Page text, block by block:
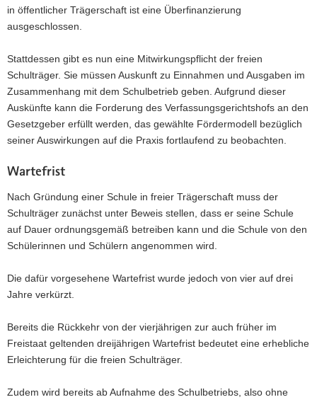
in öffentlicher Trägerschaft ist eine Überfinanzierung
ausgeschlossen.
Stattdessen gibt es nun eine Mitwirkungspflicht der freien
Schulträger. Sie müssen Auskunft zu Einnahmen und Ausgaben im
Zusammenhang mit dem Schulbetrieb geben. Aufgrund dieser
Auskünfte kann die Forderung des Verfassungsgerichtshofs an den
Gesetzgeber erfüllt werden, das gewählte Fördermodell bezüglich
seiner Auswirkungen auf die Praxis fortlaufend zu beobachten.
Wartefrist
Nach Gründung einer Schule in freier Trägerschaft muss der
Schulträger zunächst unter Beweis stellen, dass er seine Schule
auf Dauer ordnungsgemäß betreiben kann und die Schule von den
Schülerinnen und Schülern angenommen wird.
Die dafür vorgesehene Wartefrist wurde jedoch von vier auf drei
Jahre verkürzt.
Bereits die Rückkehr von der vierjährigen zur auch früher im
Freistaat geltenden dreijährigen Wartefrist bedeutet eine erhebliche
Erleichterung für die freien Schulträger.
Zudem wird bereits ab Aufnahme des Schulbetriebs, also ohne